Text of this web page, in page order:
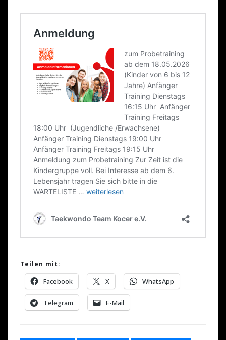
Teilen mit:
Facebook X WhatsApp
Telegram E-Mail